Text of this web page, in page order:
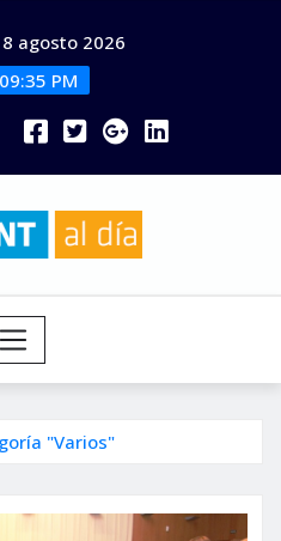
agosto 2026
PM
"Varios"